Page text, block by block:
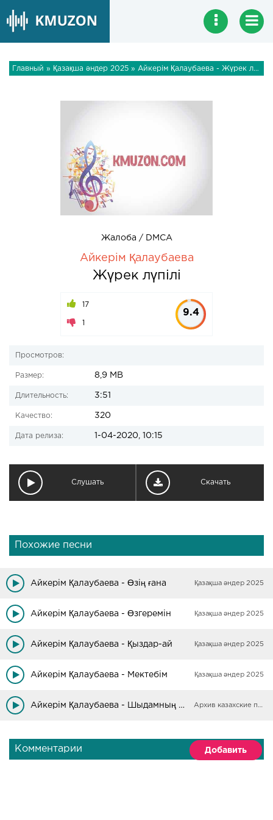
Главный » Қазақша әндер 2025 » Айкерім Қалаубаева - Жүрек лүпілі
Жалоба / DMCA
Айкерім Қалаубаева
Жүрек лүпілі
17
1
9.4
Просмотров:
Размер: 8,9 MB
Длительность: 3:51
Качество: 320
Дата релиза: 1-04-2020, 10:15
Слушать Скачать
Похожие песни
Айкерім Қалаубаева - Өзің ғана Қазақша әндер 2025
Айкерім Қалаубаева - Өзгеремін Қазақша әндер 2025
Айкерім Қалаубаева - Қыздар-ай Қазақша әндер 2025
Айкерім Қалаубаева - Мектебім Қазақша әндер 2025
Айкерім Қалаубаева - Шыдамның да шегі бар Архив казахские песни
Комментарии Добавить